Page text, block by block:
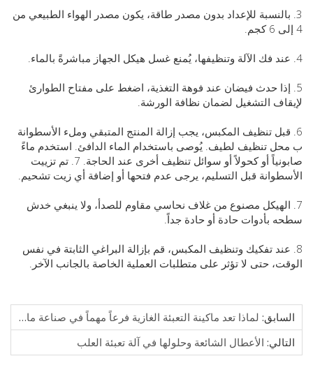
للإعداد بدون مصدر طاقة، يكون مصدر الهواء الطبيعي من
حدث فيضان عند فوهة التغذية، اضغط على مفتاح الطوارئ
التشغيل لضمان نظافة الورشة.
تنظيف المكبس، يجب إزالة المنتج المتبقي وملء الأسطوانة
تنظيف لطيف. يُوصى باستخدام الماء الدافئ. استخدم ماءً
صابونياً أو كحولاً أو سوائل تنظيف أخرى عند الحاجة. 7. تم تزييت
قبل التسليم، يرجى عدم فتحها أو إضافة أي زيت تشحيم.
مصنوع من غلاف نحاسي مقاوم للصدأ، ولا ينبغي خدش
بأدوات حادة أو حادة جداً.
تفكيك وتنظيف المكبس، قم بإزالة البراغي الثابتة في نفس
حتى لا تؤثر على متطلبات العملية الخاصة بالجانب الآخر.
لماذا تعد ماكينة التعبئة الغازية فرعاً مهماً في صناعة ماكينات التعبئة؟
الأعطال الشائعة وحلولها في آلة تعبئة العلب